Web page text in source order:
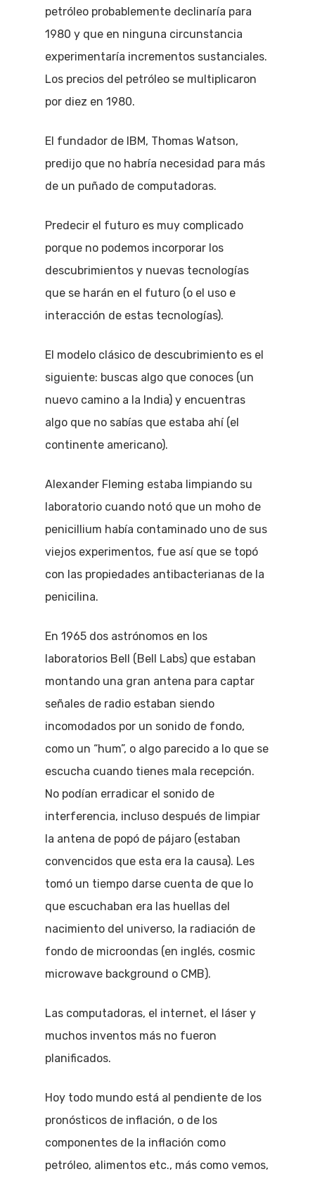
petróleo probablemente declinaría para
1980 y que en ninguna circunstancia
experimentaría incrementos sustanciales.
Los precios del petróleo se multiplicaron
por diez en 1980.
El fundador de IBM, Thomas Watson,
predijo que no habría necesidad para más
de un puñado de computadoras.
Predecir el futuro es muy complicado
porque no podemos incorporar los
descubrimientos y nuevas tecnologías
que se harán en el futuro (o el uso e
interacción de estas tecnologías).
El modelo clásico de descubrimiento es el
siguiente: buscas algo que conoces (un
nuevo camino a la India) y encuentras
algo que no sabías que estaba ahí (el
continente americano).
Alexander Fleming estaba limpiando su
laboratorio cuando notó que un moho de
penicillium había contaminado uno de sus
viejos experimentos, fue así que se topó
con las propiedades antibacterianas de la
penicilina.
En 1965 dos astrónomos en los
laboratorios Bell (Bell Labs) que estaban
montando una gran antena para captar
señales de radio estaban siendo
incomodados por un sonido de fondo,
como un “hum”, o algo parecido a lo que se
escucha cuando tienes mala recepción.
No podían erradicar el sonido de
interferencia, incluso después de limpiar
la antena de popó de pájaro (estaban
convencidos que esta era la causa). Les
tomó un tiempo darse cuenta de que lo
que escuchaban era las huellas del
nacimiento del universo, la radiación de
fondo de microondas (en inglés, cosmic
microwave background o CMB).
Las computadoras, el internet, el láser y
muchos inventos más no fueron
planificados.
Hoy todo mundo está al pendiente de los
pronósticos de inflación, o de los
componentes de la inflación como
petróleo, alimentos etc., más como vemos,